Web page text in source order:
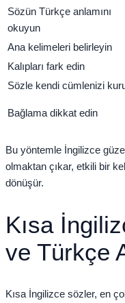
Sözün Türkçe anlamını
okuyun
Ana kelimeleri belirleyin
Kalıpları fark edin
Sözle kendi cümlenizi
Bağlama dikkat edin
Bu yöntemle İngilizce
olmaktan çıkar, etkili bir
dönüşür.
Kısa
ve Türkçe
Kısa İngilizce sözler, en